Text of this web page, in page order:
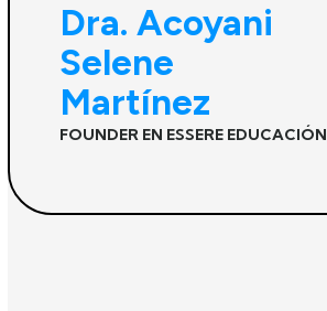
Dra. Acoyani
Selene
Martínez
FOUNDER EN ESSERE EDUCACIÓN